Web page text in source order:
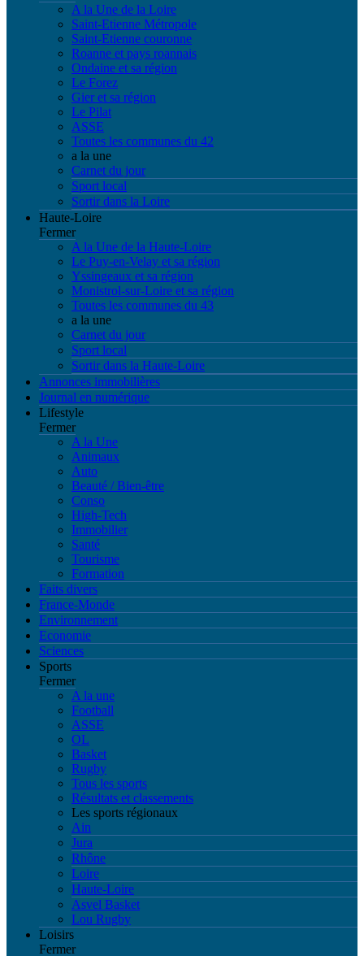
A la Une de la Loire
Saint-Etienne Métropole
Saint-Etienne couronne
Roanne et pays roannais
Ondaine et sa région
Le Forez
Gier et sa région
Le Pilat
ASSE
Toutes les communes du 42
a la une
Carnet du jour
Sport local
Sortir dans la Loire
Haute-Loire
Fermer
A la Une de la Haute-Loire
Le Puy-en-Velay et sa région
Yssingeaux et sa région
Monistrol-sur-Loire et sa région
Toutes les communes du 43
a la une
Carnet du jour
Sport local
Sortir dans la Haute-Loire
Annonces immobilières
Journal en numérique
Lifestyle
Fermer
A la Une
Animaux
Auto
Beauté / Bien-être
Conso
High-Tech
Immobilier
Santé
Tourisme
Formation
Faits divers
France-Monde
Environnement
Economie
Sciences
Sports
Fermer
A la une
Football
ASSE
OL
Basket
Rugby
Tous les sports
Résultats et classements
Les sports régionaux
Ain
Jura
Rhône
Loire
Haute-Loire
Asvel Basket
Lou Rugby
Loisirs
Fermer